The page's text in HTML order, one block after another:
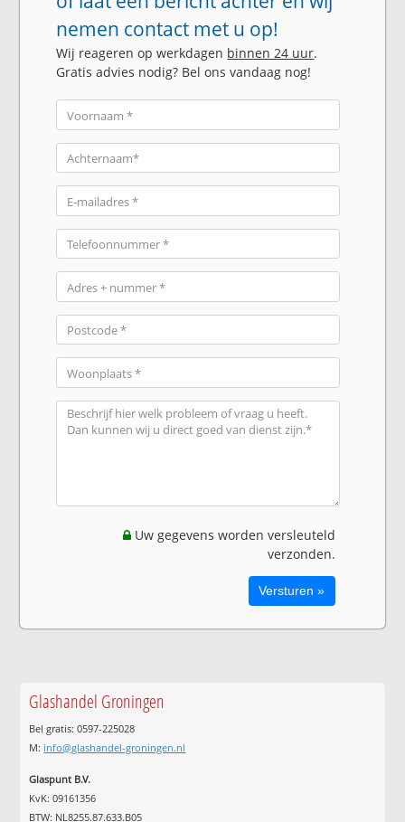
nemen contact met u op!
Wij reageren op werkdagen binnen 24 uur.
Gratis advies nodig? Bel ons vandaag nog!
Uw gegevens worden versleuteld
verzonden.
Glashandel Groningen
Bel gratis: 0597-225028
M: info@glashandel-groningen.nl
Glaspunt B.V.
KvK: 09161356
BTW: NL8255.87.633.B05